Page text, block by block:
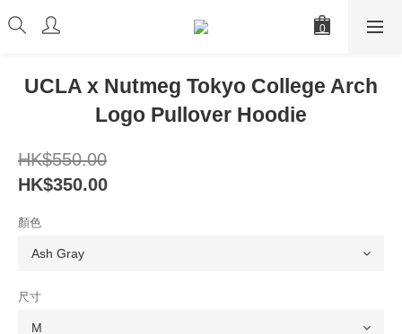
UCLA x Nutmeg Tokyo College Arch
Logo Pullover Hoodie
HK$550.00
HK$350.00
顏色
尺寸